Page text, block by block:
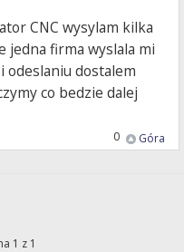
CNC wysylam kilka
jedna firma wyslala mi
odeslaniu dostalem
co bedzie dalej
Góra
0
1 z 1